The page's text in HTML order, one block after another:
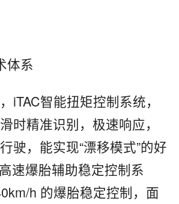
体系
iTAC智能扭矩控制系统，
时精准识别，极速响应，
驶，能实现“漂移模式”的好
速爆胎辅助稳定控制系
h 的爆胎稳定控制，面